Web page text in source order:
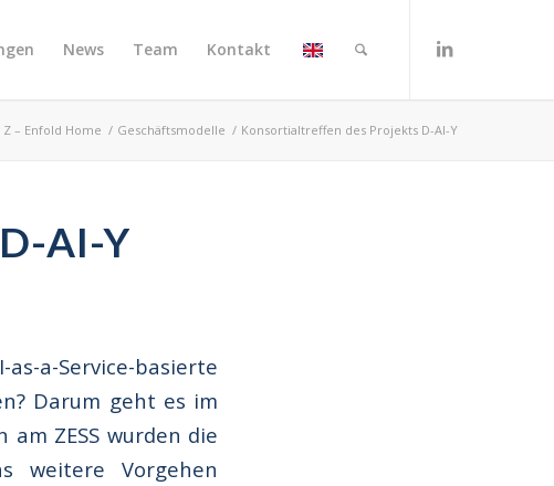
News Team Kontakt
Z – Enfold Home / Geschäftsmodelle / Konsortialtreffen des Projekts D-AI-Y
AI-Y
Service-basierte
Darum geht es im
am ZESS wurden die
weitere Vorgehen